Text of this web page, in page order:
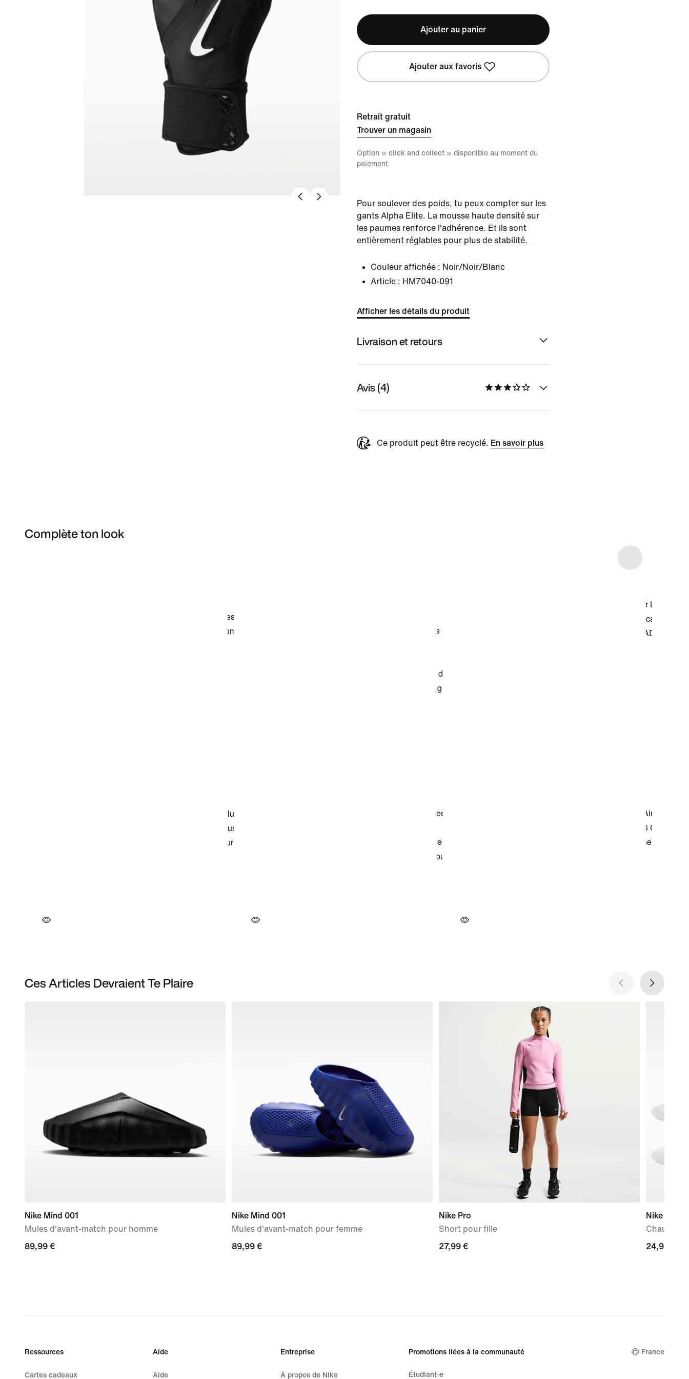
Ajouter au panier
Ajouter aux favoris
Retrait gratuit
Trouver un magasin
Option « click and collect » disponible au moment du
paiement
Pour soulever des poids, tu peux compter sur les
gants Alpha Elite. La mousse haute densité sur
les paumes renforce l'adhérence. Et ils sont
entièrement réglables pour plus de stabilité.
Couleur affichée : Noir/Noir/Blanc
Article : HM7040-091
Afficher les détails du produit
Livraison et retours
Avis (4)
Ce produit peut être recyclé. En savoir plus
Complète ton look
Ces Articles Devraient Te Plaire
Nike Mind 001
Mules d'avant-match pour homme
89,99 €
89,99 €
Nike Mind 001
Mules d'avant-match pour femme
89,99 €
89,99 €
Nike Pro
Short pour fille
27,99 €
27,99 €
Nike
24,99 €
24,99 €
Ressources
Cartes cadeaux
Aide
Aide
Entreprise
À propos de Nike
Promotions liées à la communauté
Étudiant·e
France